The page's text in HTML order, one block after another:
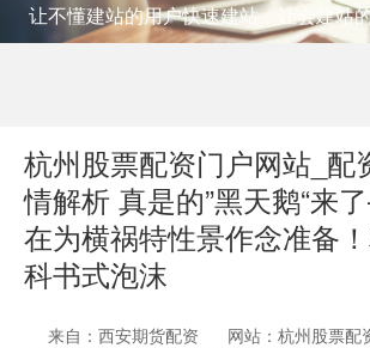
让不懂建站的用户快速建站，让会建站
杭州股票配资门户网站_配
情解析 真是的”黑天鹅“
在为横祸特性景作念准备
科书式泡沫
来自：西安期货配资
网站：杭州股票配